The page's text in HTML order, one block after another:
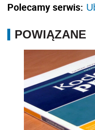
Polecamy serwis:
POWIĄZANE